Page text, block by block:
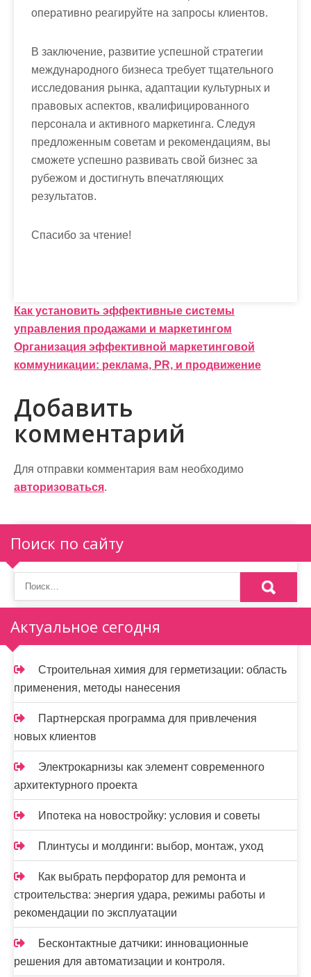
оперативно реагируйте на запросы клиентов.
В заключение, развитие успешной стратегии
международного бизнеса требует тщательного
исследования рынка, адаптации культурных и
правовых аспектов, квалифицированного
персонала и активного маркетинга. Следуя
предложенным советам и рекомендациям, вы
сможете успешно развивать свой бизнес за
рубежом и достигнуть впечатляющих
результатов.
Спасибо за чтение!
Н
а
в
и
г
а
ц
и
я
п
о
з
а
п
и
с
я
м
Как установить эффективные системы
управления продажами и маркетингом
Организация эффективной маркетинговой
коммуникации: реклама, PR, и продвижение
Добавить
комментарий
Для отправки комментария вам необходимо
авторизоваться.
Поиск по сайту
Актуальное сегодня
Строительная химия для герметизации: область
применения, методы нанесения
Партнерская программа для привлечения
новых клиентов
Электрокарнизы как элемент современного
архитектурного проекта
Ипотека на новостройку: условия и советы
Плинтусы и молдинги: выбор, монтаж, уход
Как выбрать перфоратор для ремонта и
строительства: энергия удара, режимы работы и
рекомендации по эксплуатации
Бесконтактные датчики: инновационные
решения для автоматизации и контроля.